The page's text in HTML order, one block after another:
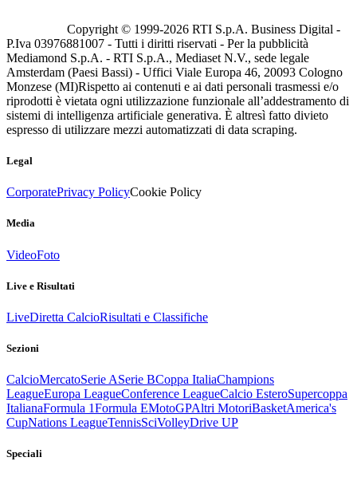
Copyright © 1999-2026 RTI S.p.A. Business Digital -
P.Iva 03976881007 - Tutti i diritti riservati - Per la pubblicità
Mediamond S.p.A. - RTI S.p.A., Mediaset N.V., sede legale
Amsterdam (Paesi Bassi) - Uffici Viale Europa 46, 20093 Cologno
Monzese (MI)Rispetto ai contenuti e ai dati personali trasmessi e/o
riprodotti è vietata ogni utilizzazione funzionale all’addestramento di
sistemi di intelligenza artificiale generativa. È altresì fatto divieto
espresso di utilizzare mezzi automatizzati di data scraping.
Legal
CorporatePrivacy PolicyCookie Policy
Media
VideoFoto
Live e Risultati
LiveDiretta CalcioRisultati e Classifiche
Sezioni
CalcioMercatoSerie ASerie BCoppa ItaliaChampions
LeagueEuropa LeagueConference LeagueCalcio EsteroSupercoppa
ItalianaFormula 1Formula EMotoGPAltri MotoriBasketAmerica's
CupNations LeagueTennisSciVolleyDrive UP
Speciali